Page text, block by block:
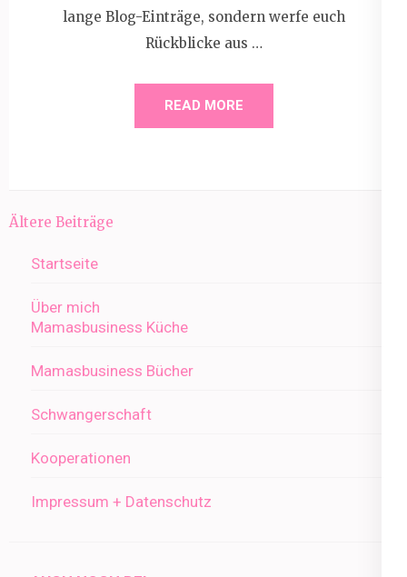
lange Blog-Einträge, sondern werfe euch
Rückblicke aus …
READ MORE
Beitragsnavigation
Ältere Beiträge
Startseite
Über mich
Mamasbusiness Küche
Mamasbusiness Bücher
Schwangerschaft
Kooperationen
Impressum + Datenschutz